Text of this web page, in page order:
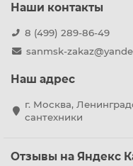
Наши контакты
8 (499) 289-86-49
sanmsk-
Наш адрес
г. Москва,
сантехники
Отзывы на Яндекс